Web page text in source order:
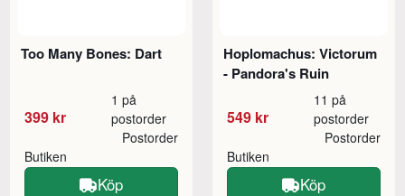
Too Many Bones: Dart
399 kr
1 på
postorder
Butiken
Postorder
Köp
Hoplomachus: Victorum
- Pandora's Ruin
549 kr
11 på
postorder
Butiken
Postorder
Köp